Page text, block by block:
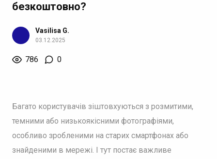
безкоштовно?
Vasilisa G.
03.12.2025
786 0
Багато користувачів зіштовхуються з розмитими,
темними або низькоякісними фотографіями,
особливо зробленими на старих смартфонах або
знайденими в мережі. І тут постає важливе